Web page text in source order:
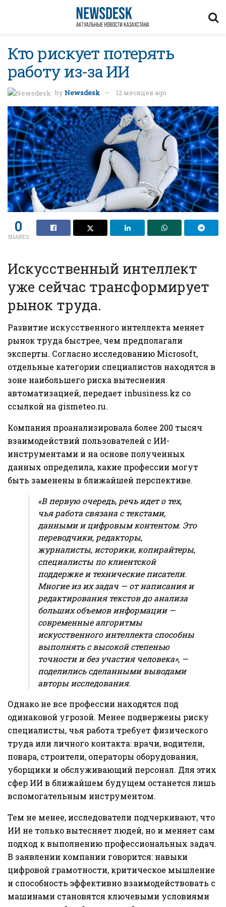
Кто рискует потерять
работу из-за ИИ
byNewsdesk 12 месяцев ago
0
SHARES
Искусственный интеллект
уже сейчас трансформирует
рынок труда.
Развитие искусственного интеллекта меняет
рынок труда быстрее, чем предполагали
эксперты. Согласно исследованию Microsoft,
отдельные категории специалистов находятся в
зоне наибольшего риска вытеснения
автоматизацией, передает inbusiness.kz со
ссылкой на gismeteo.ru.
Компания проанализировала более 200 тысяч
взаимодействий пользователей с ИИ-
инструментами и на основе полученных
данных определила, какие профессии могут
быть заменены в ближайшей перспективе.
«В первую очередь, речь идет о тех,
чья работа связана с текстами,
данными и цифровым контентом. Это
переводчики, редакторы,
журналисты, историки, копирайтеры,
специалисты по клиентской
поддержке и технические писатели.
Многие из их задач — от написания и
редактирования текстов до анализа
больших объемов информации —
современные алгоритмы
искусственного интеллекта способны
выполнять с высокой степенью
точности и без участия человека», —
поделились сделанными выводами
авторы исследования.
Однако не все профессии находятся под
одинаковой угрозой. Менее подвержены риску
специалисты, чья работа требует физического
труда или личного контакта: врачи, водители,
повара, строители, операторы оборудования,
уборщики и обслуживающий персонал. Для этих
сфер ИИ в ближайшем будущем останется лишь
вспомогательным инструментом.
Тем не менее, исследователи подчеркивают, что
ИИ не только вытесняет людей, но и меняет сам
подход к выполнению профессиональных задач.
В заявлении компании говорится: навыки
цифровой грамотности, критическое мышление
и способность эффективно взаимодействовать с
машинами становятся ключевыми условиями